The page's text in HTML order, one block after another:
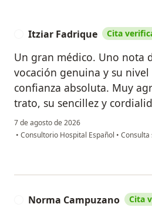
Itziar Fadrique Cita
Un gran médico. Uno nota
vocación genuina y su
confianza absoluta. Muy
trato, su sencillez y
7 de agosto de 2026
• Consultorio Hospital Español • Consulta
Norma Campuzano Cita